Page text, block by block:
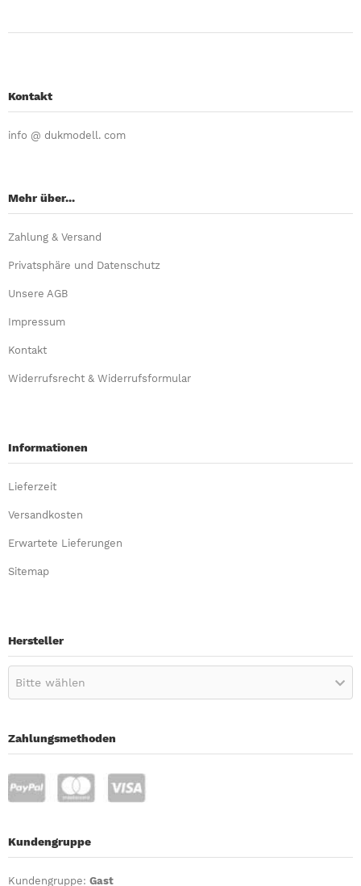
Kontakt
info @ dukmodell. com
Mehr über...
Zahlung & Versand
Privatsphäre und Datenschutz
Unsere AGB
Impressum
Kontakt
Widerrufsrecht & Widerrufsformular
Informationen
Lieferzeit
Versandkosten
Erwartete Lieferungen
Sitemap
Hersteller
Bitte wählen
Zahlungsmethoden
Kundengruppe
Kundengruppe: Gast